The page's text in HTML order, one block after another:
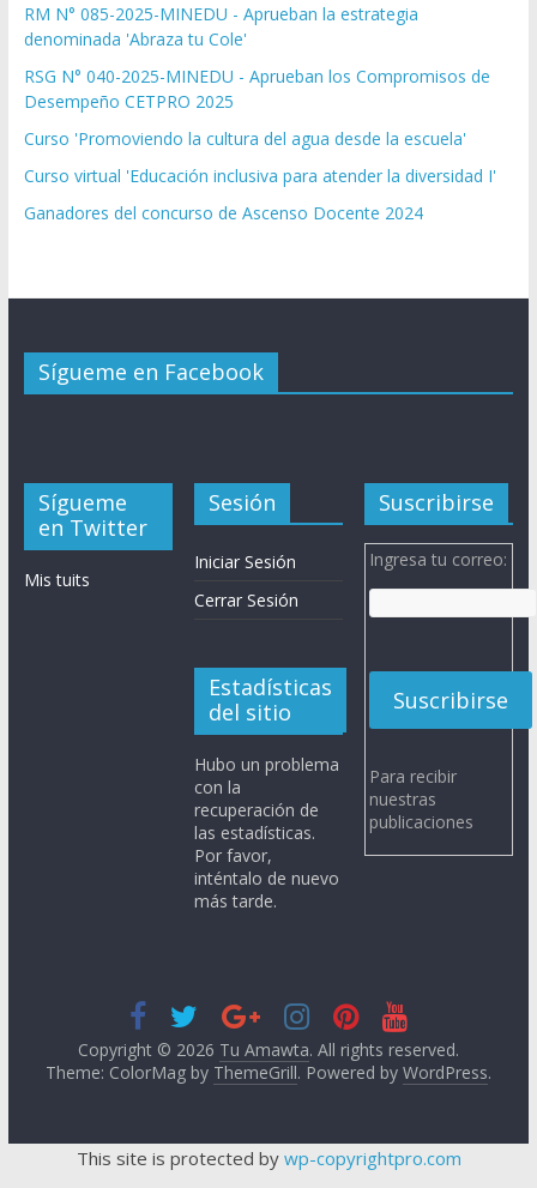
RM N° 085-2025-MINEDU - Aprueban la estrategia
denominada 'Abraza tu Cole'
RSG N° 040-2025-MINEDU - Aprueban los Compromisos de
Desempeño CETPRO 2025
Curso 'Promoviendo la cultura del agua desde la escuela'
Curso virtual 'Educación inclusiva para atender la diversidad I'
Ganadores del concurso de Ascenso Docente 2024
Sígueme en Facebook
Sígueme
en Twitter
Mis tuits
Sesión
Iniciar Sesión
Cerrar Sesión
Estadísticas
del sitio
Hubo un problema
con la
recuperación de
las estadísticas.
Por favor,
inténtalo de nuevo
más tarde.
Suscribirse
Ingresa tu correo:
Para recibir
nuestras
publicaciones
Copyright © 2026 Tu Amawta. All rights reserved.
Theme: ColorMag by ThemeGrill. Powered by WordPress.
This site is protected by wp-copyrightpro.com